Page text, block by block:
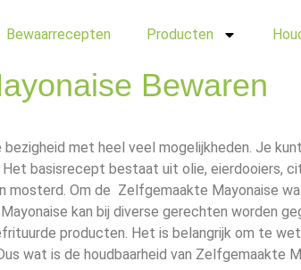
Bewaarrecepten Producten
Bewaren
met heel veel mogelijkheden. Je
Het basisrecept bestaat uit olie, eierdooiers,
mosterd. Om de Zelfgemaakte Mayonaise
kan bij diverse gerechten worden
producten. Het is belangrijk om te
wat is de houdbaarheid van Zelfgemaakte